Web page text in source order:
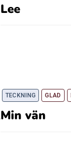
Lee
TECKNING GLAD
Min vän